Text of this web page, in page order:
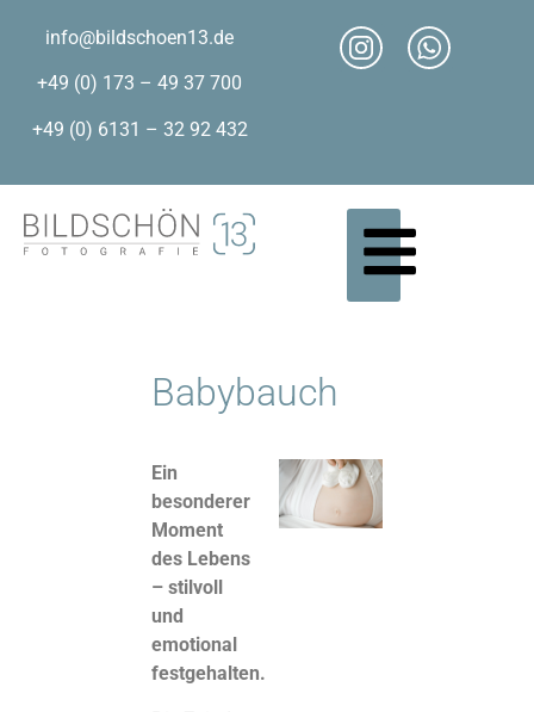
info@bildschoen13.de
+49 (0) 173 – 49 37 700
+49 (0) 6131 – 32 92 432
Babybauch
Ein
besonderer
Moment
des Lebens
– stilvoll
und
emotional
festgehalten.